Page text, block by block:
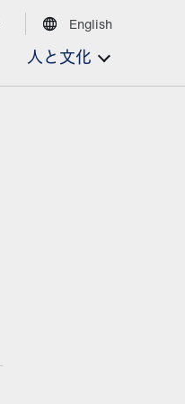
人と文化
English